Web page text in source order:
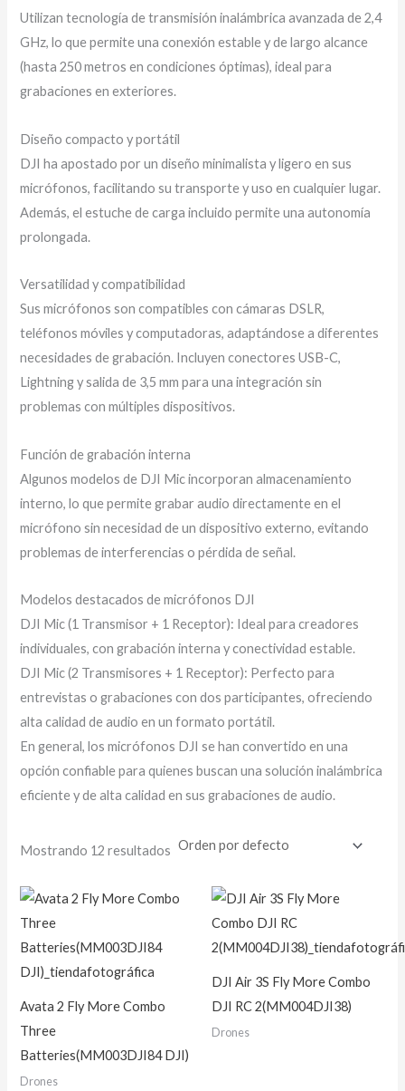
Utilizan tecnología de transmisión inalámbrica avanzada de 2,4
GHz, lo que permite una conexión estable y de largo alcance
(hasta 250 metros en condiciones óptimas), ideal para
grabaciones en exteriores.
Diseño compacto y portátil
DJI ha apostado por un diseño minimalista y ligero en sus
micrófonos, facilitando su transporte y uso en cualquier lugar.
Además, el estuche de carga incluido permite una autonomía
prolongada.
Versatilidad y compatibilidad
Sus micrófonos son compatibles con cámaras DSLR,
teléfonos móviles y computadoras, adaptándose a diferentes
necesidades de grabación. Incluyen conectores USB-C,
Lightning y salida de 3,5 mm para una integración sin
problemas con múltiples dispositivos.
Función de grabación interna
Algunos modelos de DJI Mic incorporan almacenamiento
interno, lo que permite grabar audio directamente en el
micrófono sin necesidad de un dispositivo externo, evitando
problemas de interferencias o pérdida de señal.
Modelos destacados de micrófonos DJI
DJI Mic (1 Transmisor + 1 Receptor): Ideal para creadores
individuales, con grabación interna y conectividad estable.
DJI Mic (2 Transmisores + 1 Receptor): Perfecto para
entrevistas o grabaciones con dos participantes, ofreciendo
alta calidad de audio en un formato portátil.
En general, los micrófonos DJI se han convertido en una
opción confiable para quienes buscan una solución inalámbrica
eficiente y de alta calidad en sus grabaciones de audio.
Mostrando 12 resultados
Avata 2 Fly More Combo
Three
Batteries(MM003DJI84 DJI)
Drones
DJI Air 3S Fly More Combo
DJI RC 2(MM004DJI38)
Drones